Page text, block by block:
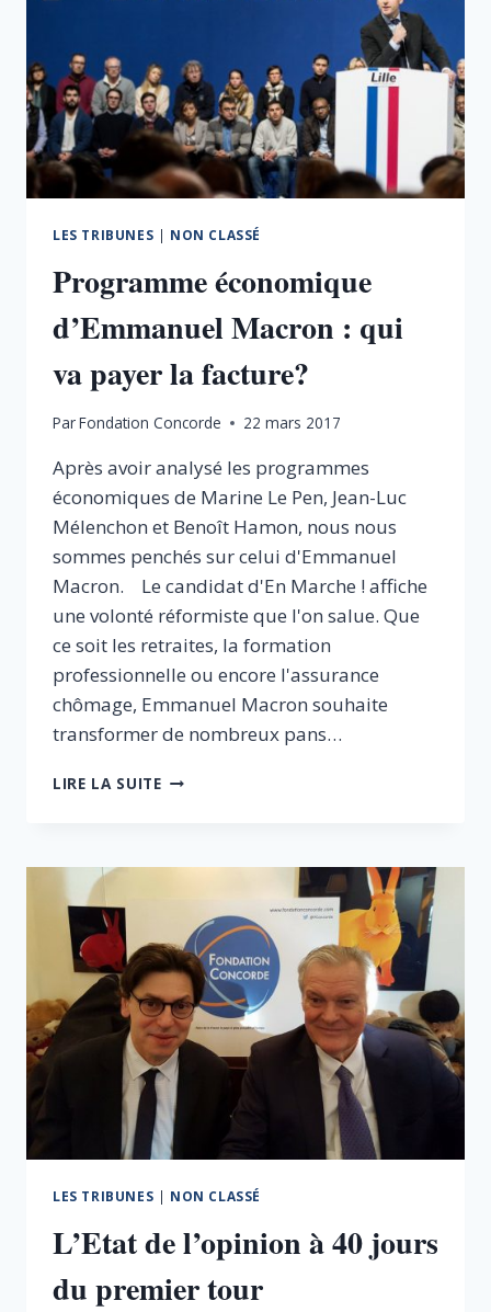
LES TRIBUNES | NON CLASSÉ
Programme économique
d’Emmanuel Macron : qui
va payer la facture?
ParFondation Concorde 22 mars 2017
Après avoir analysé les programmes
économiques de Marine Le Pen, Jean-Luc
Mélenchon et Benoît Hamon, nous nous
sommes penchés sur celui d'Emmanuel
Macron. Le candidat d'En Marche ! affiche
une volonté réformiste que l'on salue. Que
ce soit les retraites, la formation
professionnelle ou encore l'assurance
chômage, Emmanuel Macron souhaite
transformer de nombreux pans…
LIRE LA SUITEPROGRAMME
:
PAYER
LA
FACTURE?
LES TRIBUNES | NON CLASSÉ
L’Etat de l’opinion à 40 jours
du premier tour